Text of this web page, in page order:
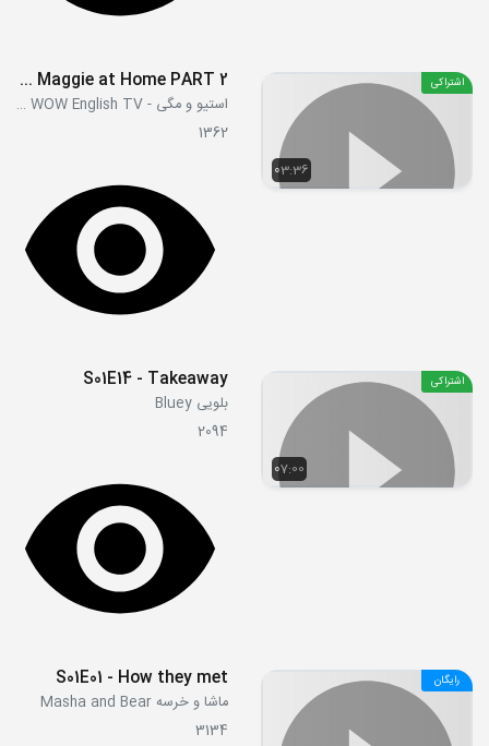
03:36
اشتراکی Steve and Maggie at Home PART 2
استیو و مگی - Steve and Maggie WOW English TV
1362
07:00
اشتراکی S01E14 - Takeaway
بلویی Bluey
2094
رایگان S01E01 - How they met
ماشا و خرسه Masha and Bear
3134